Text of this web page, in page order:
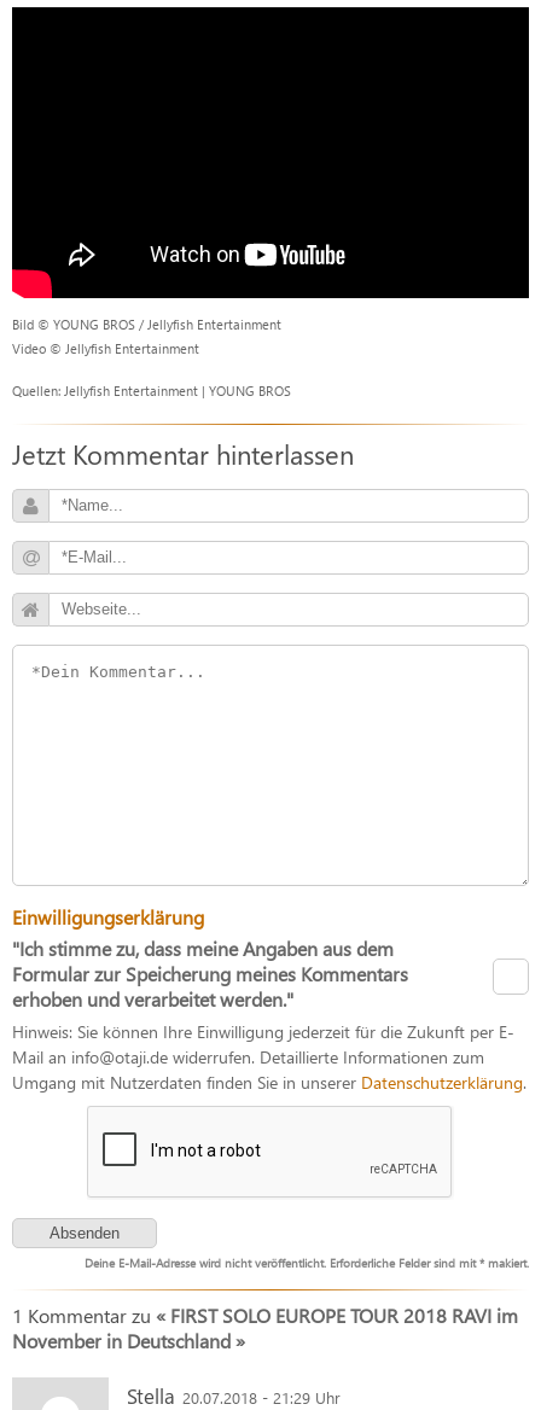
Bild © YOUNG BROS / Jellyfish Entertainment
Video © Jellyfish Entertainment
Quellen: Jellyfish Entertainment | YOUNG BROS
Jetzt Kommentar hinterlassen
Einwilligungserklärung
"Ich stimme zu, dass meine Angaben aus dem
Formular zur Speicherung meines Kommentars
erhoben und verarbeitet werden."
Hinweis: Sie können Ihre Einwilligung jederzeit für die Zukunft per E-
Mail an info@otaji.de widerrufen. Detaillierte Informationen zum
Umgang mit Nutzerdaten finden Sie in unserer Datenschutzerklärung
Deine E-Mail-Adresse wird nicht veröffentlicht. Erforderliche Felder sind mit * makiert.
1 Kommentar zu « FIRST SOLO EUROPE TOUR 2018 RAVI im
November in Deutschland »
Stella 20.07.2018 - 21:29 Uhr